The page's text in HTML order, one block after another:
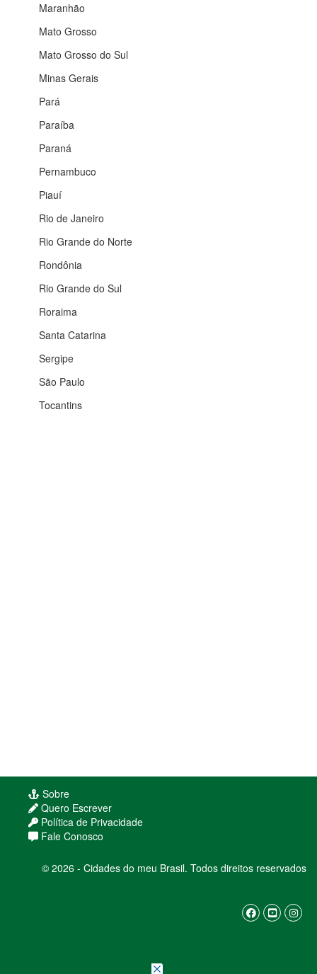
Maranhão
Mato Grosso
Mato Grosso do Sul
Minas Gerais
Pará
Paraíba
Paraná
Pernambuco
Piauí
Rio de Janeiro
Rio Grande do Norte
Rondônia
Rio Grande do Sul
Roraima
Santa Catarina
Sergipe
São Paulo
Tocantins
Sobre
Quero Escrever
Política de Privacidade
Fale Conosco
© 2026 - Cidades do meu Brasil. Todos direitos reservados